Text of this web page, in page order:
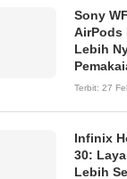
Sony
AirPods
Lebih
Terbit: 27
Infinix
30:
Lebih